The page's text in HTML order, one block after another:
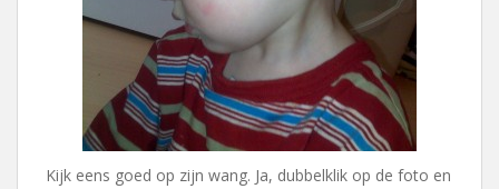
Kijk eens goed op zijn wang. Ja, dubbelklik op de foto en